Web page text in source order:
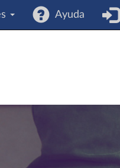
Ayuda